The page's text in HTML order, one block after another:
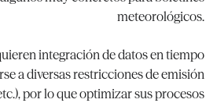
meteorológicos.
integración de datos en tiempo
a diversas restricciones de emisión
por lo que optimizar sus procesos